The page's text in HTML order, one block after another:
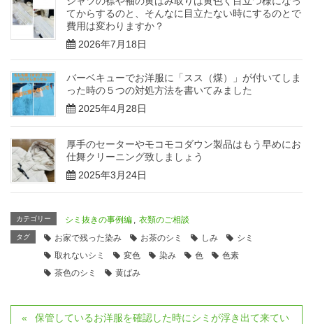
てからするのと、そんなに目立たない時にするのとで
費用は変わりますか？
2026年7月18日
バーベキューでお洋服に「スス（煤）」が付いてしま
った時の５つの対処方法を書いてみました
2025年4月28日
厚手のセーターやモコモコダウン製品はもう早めにお
仕舞クリーニング致しましょう
2025年3月24日
カテゴリー シミ抜きの事例編 , 衣類のご相談
タグ お家で残った染み お茶のシミ しみ
シミ
取れないシミ
変色 染み 色
色素
茶色のシミ
黄ばみ
保管しているお洋服を確認した時にシミが浮き出て来てい